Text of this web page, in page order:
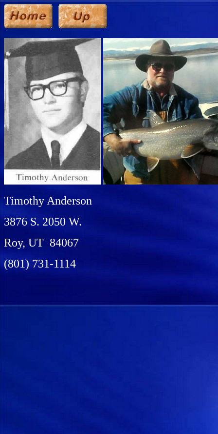
Timothy Anderson
3876 S. 2050 W.
Roy, UT 84067
(801) 731-1114